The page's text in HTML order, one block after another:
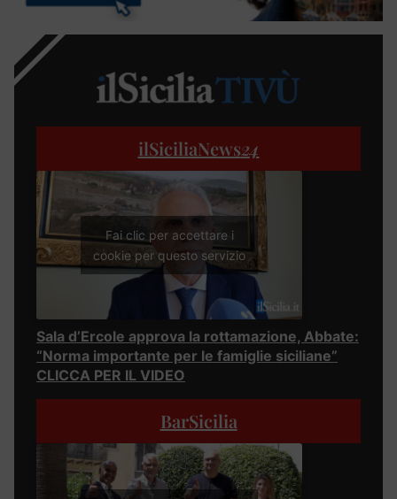
ilSiciliaNews24
Fai clic per accettare i
cookie per questo servizio
Sala d’Ercole approva la rottamazione, Abbate:
“Norma importante per le famiglie siciliane”
CLICCA PER IL VIDEO
BarSicilia